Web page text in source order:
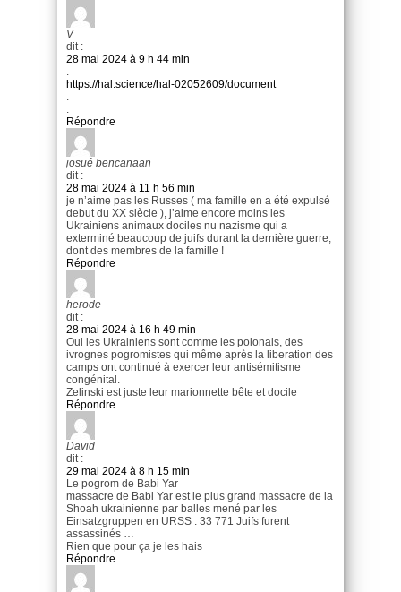
V
dit :
28 mai 2024 à 9 h 44 min
https://hal.science/hal-02052609/document
Répondre
josué bencanaan
dit :
28 mai 2024 à 11 h 56 min
je n’aime pas les Russes ( ma famille en a été expulsé
debut du XX siècle ), j’aime encore moins les
Ukrainiens animaux dociles nu nazisme qui a
exterminé beaucoup de juifs durant la dernière guerre,
dont des membres de la famille !
Répondre
herode
dit :
28 mai 2024 à 16 h 49 min
Oui les Ukrainiens sont comme les polonais, des
ivrognes pogromistes qui même après la liberation des
camps ont continué à exercer leur antisémitisme
congénital.
Zelinski est juste leur marionnette bête et docile
Répondre
David
dit :
29 mai 2024 à 8 h 15 min
Le pogrom de Babi Yar
massacre de Babi Yar est le plus grand massacre de la
Shoah ukrainienne par balles mené par les
Einsatzgruppen en URSS : 33 771 Juifs furent
assassinés …
Rien que pour ça je les hais
Répondre